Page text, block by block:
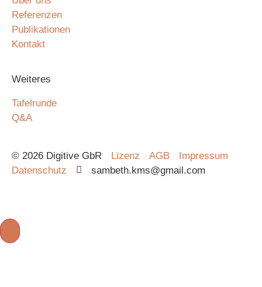
Referenzen
Publikationen
Kontakt
Weiteres
Tafelrunde
Q&A
© 2026 Digitive GbR Lizenz AGB
Impressum
Datenschutz
sambeth.kms@gmail.com